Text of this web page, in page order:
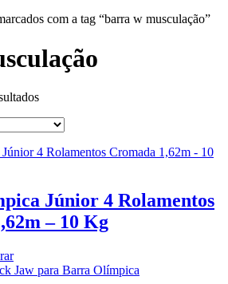
com a tag “barra w musculação”
Classificado
mais
Júnior 4 Rolamentos
– 10 Kg